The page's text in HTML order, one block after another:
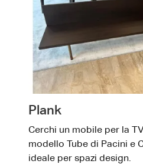
Plank
Cerchi un mobile per la
modello Tube di Pacini e
ideale per spazi design.